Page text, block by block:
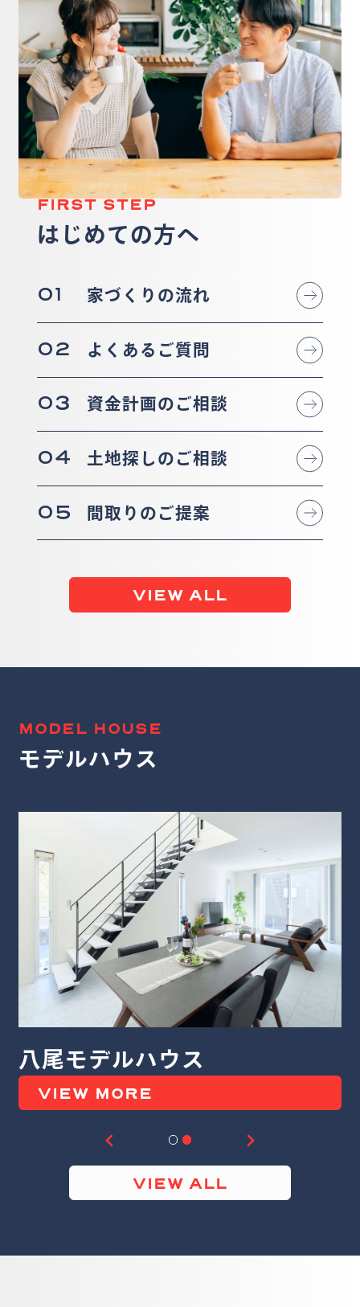
FIRST STEP
はじめての方へ
01 家づくりの流れ
02 よくあるご質問
03 資金計画のご相談
04 土地探しのご相談
05 間取りのご提案
VIEW ALL
MODEL HOUSE
モデルハウス
堺モデルハウス
VIEW MORE
VIEW ALL